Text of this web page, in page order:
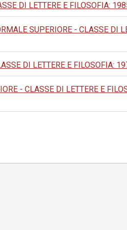
DI LETTERE E FILOSOFIA:
SUPERIORE - CLASSE DI
DI LETTERE E FILOSOFIA:
- CLASSE DI LETTERE E